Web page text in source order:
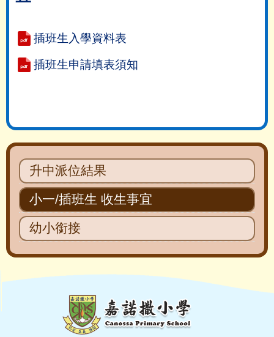
插班生入學資料表
插班生申請填表須知
Main
navigation
升中派位結果
小一/插班生 收生事宜
幼小銜接